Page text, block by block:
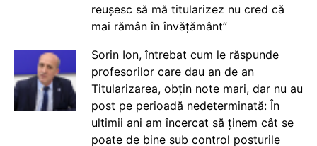
reușesc să mă titularizez nu cred că
mai rămân în învățământ”
Sorin Ion, întrebat cum le răspunde
profesorilor care dau an de an
Titularizarea, obțin note mari, dar nu au
post pe perioadă nedeterminată: În
ultimii ani am încercat să ținem cât se
poate de bine sub control posturile